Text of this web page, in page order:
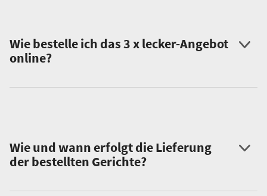
Wie bestelle ich das 3 x lecker-Angebot
online?
Wie und wann erfolgt die Lieferung
der bestellten Gerichte?